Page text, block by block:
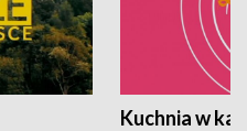
Kuchnia w